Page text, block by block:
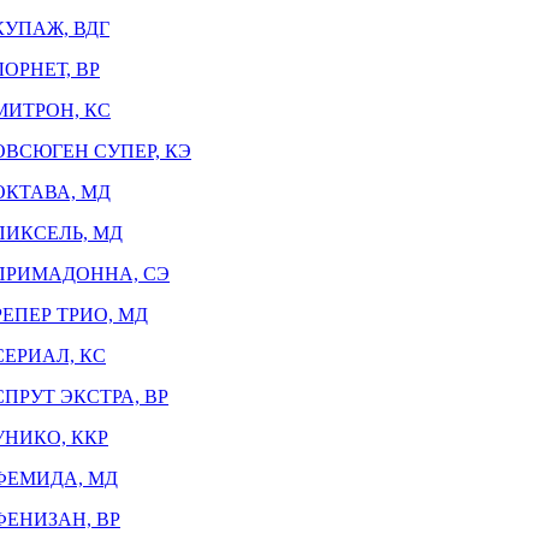
ВДГ
ВР
КС
СУПЕР, КЭ
МД
МД
СЭ
ТРИО, МД
КС
ЭКСТРА, ВР
ККР
МД
ВР